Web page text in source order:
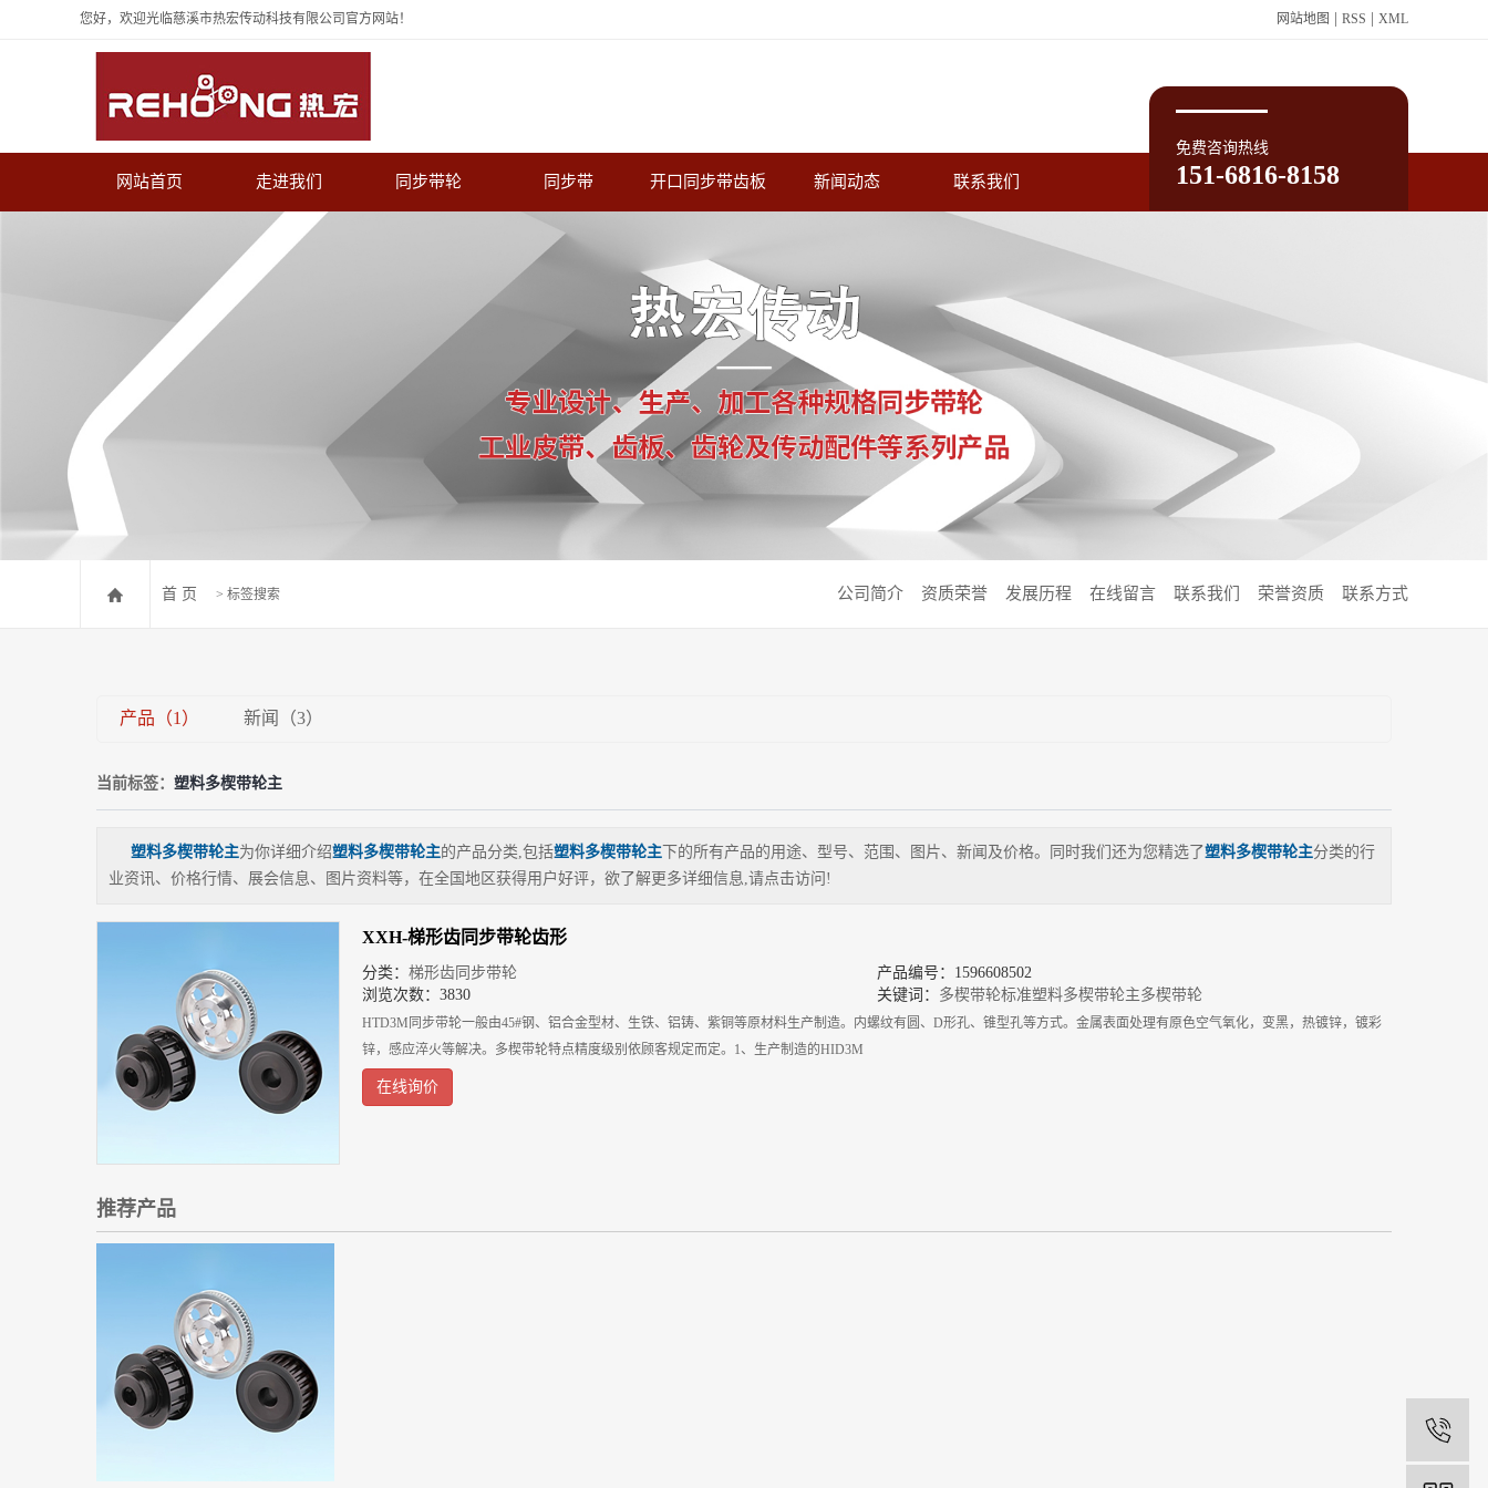
您好，欢迎光临慈溪市热宏传动科技有限公司官方网站！ 网站地图 RSS XML
免费咨询热线
151-6816-8158
网站首页 走进我们
公司简介
资质荣誉
同步带轮
梯形齿同步带轮
抛物线齿同步带轮
T形齿同步带轮
G/Y齿同步带轮
AT齿同步带轮
同步带
梯形齿橡胶同步带
圆弧齿橡胶同步带
双面齿橡胶同步带
开口橡胶同步带
加胶带
开口同步带齿板 新闻动态
常见问题
联系我们
首 页 > 标签搜索 公司简介 资质荣誉 发展历程 在线留言 联系我们 荣誉资质 联系方式
产品（1） 新闻（3）
当前标签： 塑料多楔带轮主
塑料多楔带轮主为你详细介绍塑料多楔带轮主的产品分类,包括塑料多楔带轮主 下的所有产品的用途、型号、范围、图片、新闻及价格。同时我们还为您精选了塑料多楔带轮主分类的行
业资讯、价格行情、展会信息、图片资料等，在全国地区获得用户好评，欲了解更多详细信息,请点击访问!
XXH-梯形齿同步带轮齿形
分类： 梯形齿同步带轮
产品编号：1596608502
浏览次数：3830
关键词： 多楔带轮标准塑料多楔带轮主多楔带轮
HTD3M同步带轮一般由45#钢、铝合金型材、生铁、铝铸、紫铜等原材料生产制造。内螺纹有圆、D形孔、锥型孔等方式。金属表面处理有原色空气氧化，变黑，热镀锌，镀彩
锌，感应淬火等解决。多楔带轮特点精度级别依顾客规定而定。1、生产制造的HID3M
在线询价
推荐产品